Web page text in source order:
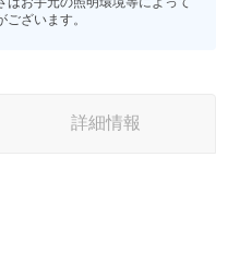
ざいます。
詳細情報